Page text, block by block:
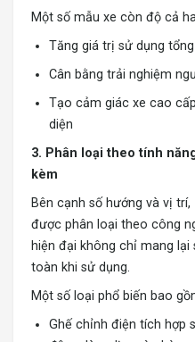
Một số mẫu xe còn độ cả
Tăng giá trị sử dụng
Cân bằng trải nghiệm
Tạo cảm giác xe cao
diện
3. Phân loại theo tính
kèm
Bên cạnh số hướng và vị trí,
được phân loại theo công
hiện đại không chỉ mang
toàn khi sử dụng.
Một số loại phổ biến bao
Ghế chỉnh điện tích hợp